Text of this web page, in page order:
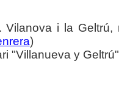
Vilanova i la Geltrú,
)
"Villanueva y